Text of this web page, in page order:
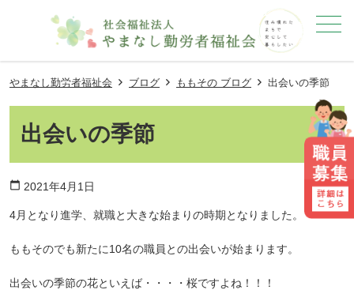
メニュー
やまなし勤労者福祉会 ブログ ももその ブログ 出会いの季節
出会いの季節
calendar_today 2021年4月1日
4月となり進学、就職と大きな始まりの時期となりました。
ももそのでも新たに10名の職員との出会いが始まります。
出会いの季節の花といえば・・・・桜ですよね！！！